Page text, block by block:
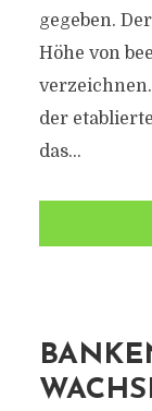
gegeben.
Höhe von
der
das...